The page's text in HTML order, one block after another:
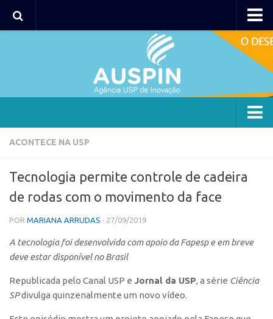
Agência
Coordenação
Polos
Polo Capital
Polo Lorena
Polo Ribeirão Preto
Polo São Carlos
Programas
ACONTECE NA USP
Tecnologia permite controle de cadeira
de rodas com o movimento da face
POR MARIANA ARRUDAS · 27/09/2019
A tecnologia foi desenvolvida com apoio da Fapesp e em breve
deve estar disponível no Brasil
Republicada pelo Canal USP e Jornal da USP, a série Ciência
SPdivulga quinzenalmente um novo vídeo.